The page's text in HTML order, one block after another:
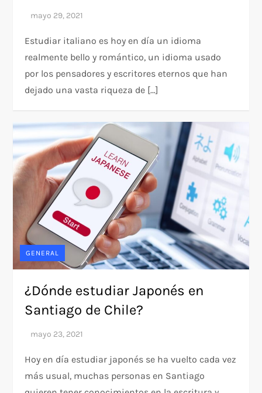
Estudiar italiano es hoy en día un idioma
realmente bello y romántico, un idioma usado
por los pensadores y escritores eternos que han
dejado una vasta riqueza de […]
GENERAL
¿Dónde estudiar Japonés en
Santiago de Chile?
Hoy en día estudiar japonés se ha vuelto cada vez
más usual, muchas personas en Santiago